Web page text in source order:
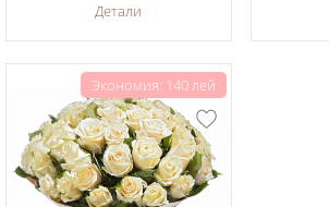
Детали
Экономия: 140 лей